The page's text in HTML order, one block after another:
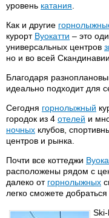
уровень катания
Как и другие
курорт Вуокатти – это
универсальных центров
но и во всей Скандинавии.
Благодаря
идеально подходит для
Сегодня горнолыжный
городок из 4 отелей и
ночных клубов,
центров и рынка.
Почти все коттеджи
расположены рядом с
далеко от горнолыжных
легко сможете
Ski-